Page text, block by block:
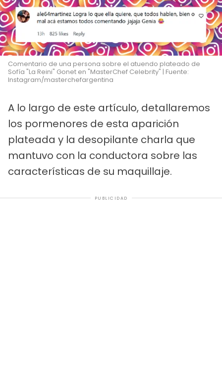
Comentario de una persona sobre el atuendo plateado de
Sofía "La Reini" Gonet en "MasterChef Celebrity" | Fuente:
Instagram/masterchefargentina
A lo largo de este artículo, detallaremos
los pormenores de esta aparición
plateada y la desopilante charla que
mantuvo con la conductora sobre las
características de su maquillaje.
PUBLICIDAD